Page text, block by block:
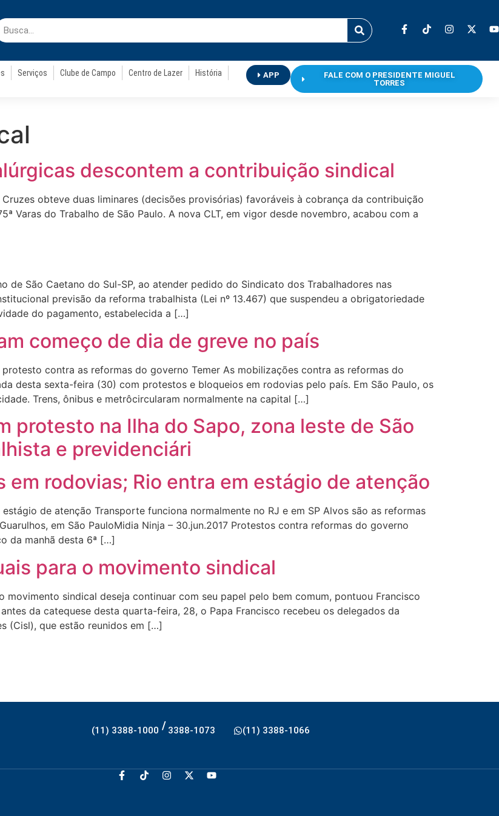
Serviços Clube de Campo Centro de Lazer
História
APP
FALE COM O PRESIDENTE MIGUEL
TORRES
descontem a contribuição sindical
obteve duas liminares (decisões provisórias) favoráveis à cobrança da contribuição
Varas do Trabalho de São Paulo. A nova CLT, em vigor desde novembro, acabou com a
de São Caetano do Sul-SP, ao atender pedido do Sindicato dos Trabalhadores nas
previsão da reforma trabalhista (Lei nº 13.467) que suspendeu a obrigatoriedade
do pagamento, estabelecida a […]
começo de dia de greve no país
contra as reformas do governo Temer As mobilizações contra as reformas do
desta sexta-feira (30) com protestos e bloqueios em rodovias pelo país. Em São Paulo, os
Trens, ônibus e metrôcircularam normalmente na capital […]
protesto na Ilha do Sapo, zona leste de São
e previdenciári
rodovias; Rio entra em estágio de atenção
de atenção Transporte funciona normalmente no RJ e em SP Alvos são as reformas
em São PauloMidia Ninja – 30.jun.2017 Protestos contra reformas do governo
da manhã desta 6ª […]
para o movimento sindical
movimento sindical deseja continuar com seu papel pelo bem comum, pontuou Francisco
da catequese desta quarta-feira, 28, o Papa Francisco recebeu os delegados da
(Cisl), que estão reunidos em […]
(11) 3388-1000 / 3388-1073 (11) 3388-1066